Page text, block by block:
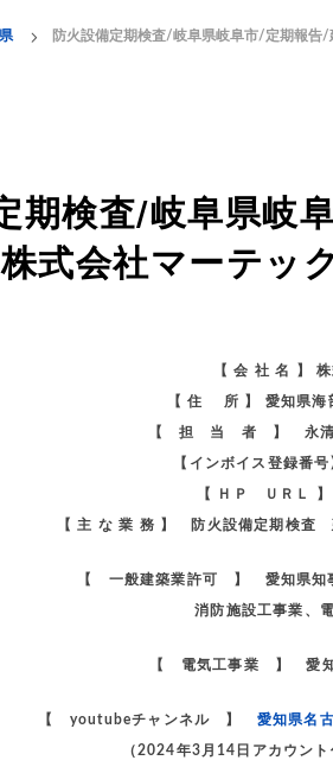
HOME 業務案内
防火設備定期検査/岐阜県岐阜市/定期報告
期検査/岐阜県岐
式会社マーテッ
【 会 社 名 】
【 住 所 】 愛知県海
【 担 当 者 】 永清
【インボイス登録
【 ＨＰ ＵＲＬ
【 主 な 業 務 】 防火設備定期検査
【 一般建築業許可 】 愛知県知
消防施設工事業、
【 電気工事業 】 愛
【 youtubeチャンネル 】 愛知県名
（2024年3月14日アカウン